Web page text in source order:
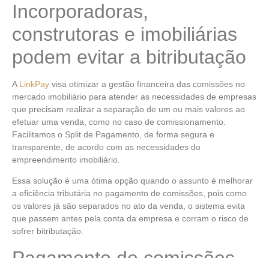
Incorporadoras,
construtoras e imobiliárias
podem evitar a bitributação
A LinkPay visa otimizar a gestão financeira das comissões no
mercado imobiliário para atender as necessidades de empresas
que precisam realizar a separação de um ou mais valores ao
efetuar uma venda, como no caso de comissionamento.
Facilitamos o Split de Pagamento, de forma segura e
transparente, de acordo com as necessidades do
empreendimento imobiliário.
Essa solução é uma ótima opção quando o assunto é melhorar
a eficiência tributária no pagamento de comissões, pois como
os valores já são separados no ato da venda, o sistema evita
que passem antes pela conta da empresa e corram o risco de
sofrer bitributação.